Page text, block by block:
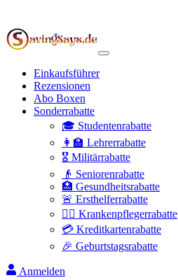
Einkaufsführer
Rezensionen
Abo Boxen
Sonderrabatte
🎓 Studentenrabatte
👩‍🏫 Lehrerrabatte
🎖️ Militärrabatte
👴 Seniorenrabatte
🏥 Gesundheitsrabatte
🚨 Ersthelferrabatte
👩‍⚕️ Krankenpflegerrabatte
💳 Kreditkartenrabatte
🎉 Geburtstagsrabatte
Anmelden